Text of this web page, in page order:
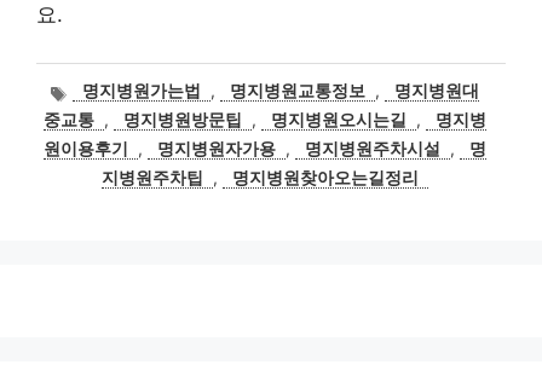
요.
태
그
명지병원가는법 , 명지병원교통정보 ,
명지병원대
중교통 , 명지병원방문팁 , 명지병원오시는길 ,
명지병
원이용후기
, 명지병원자가용 , 명지병원주차시설 ,
명
지병원주차팁
, 명지병원찾아오는길정리